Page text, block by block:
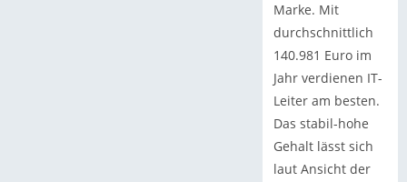
Marke. Mit
durchschnittlich
140.981 Euro im
Jahr verdienen IT-
Leiter am besten.
Das stabil-hohe
Gehalt lässt sich
laut Ansicht der